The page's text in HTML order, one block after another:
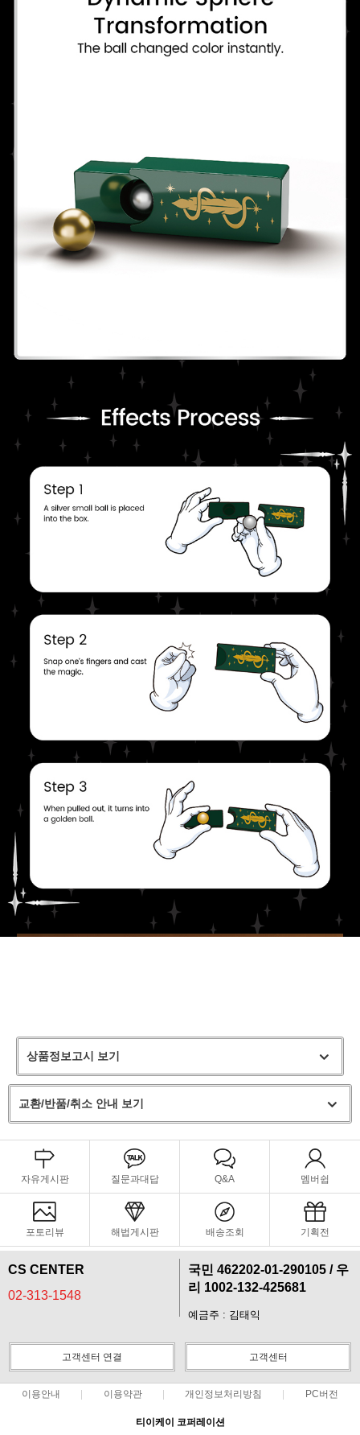
프 하세요!
상품정보고시 보기
교환/반품/취소 안내 보기
자유게시판 질문과대답 Q&A 멤버쉽
포토리뷰 해법게시판 배송조회 기획전
CS CENTER
02-313-1548
국민 462202-01-290105 / 우
리 1002-132-425681
예금주 : 김태익
고객센터 연결 고객센터
이용안내 이용약관 개인정보처리방침 PC버전
티이케이 코퍼레이션